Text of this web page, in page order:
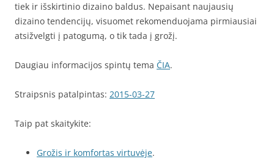
tiek ir išskirtinio dizaino baldus. Nepaisant naujausių
dizaino tendencijų, visuomet rekomenduojama pirmiausiai
atsižvelgti į patogumą, o tik tada į grožį.
Daugiau informacijos spintų tema ČIA.
Straipsnis patalpintas: 2015-03-27
Taip pat skaitykite:
Grožis ir komfortas virtuvėje.